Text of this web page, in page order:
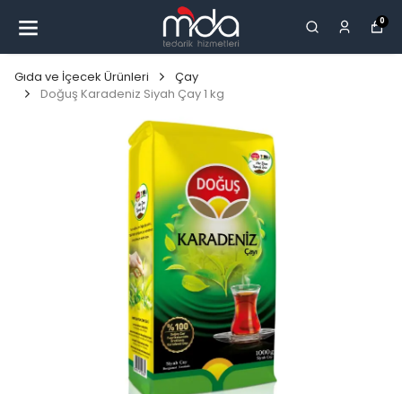
0
Gıda ve İçecek Ürünleri
Çay
Doğuş Karadeniz Siyah Çay 1 kg